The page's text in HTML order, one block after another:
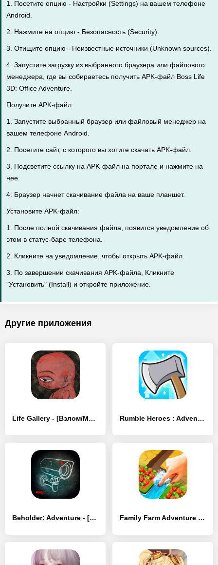
1. Посетите опцию - Настройки (Settings) на вашем телефоне
Android.
2. Нажмите на опцию - Безопасность (Security).
3. Отищите опцию - Неизвестные источники (Unknown sources).
4. Запустите загрузку из выбранного браузера или файлового
менеджера, где вы собираетесь получить APK-файл Boss Life
3D: Office Adventure.
Получите APK-файл:
1. Запустите выбранный браузер или файловый менеджер на
вашем телефоне Android.
2. Посетите сайт, с которого вы хотите скачать APK-файл.
3. Подсветите ссылку на APK-файл на портале и нажмите на
нее.
4. Браузер начнет скачивание файла на ваше планшет.
Установите APK-файл:
1. После полной скачивания файла, появится уведомление об
этом в статус-баре телефона.
2. Кликните на уведомление, чтобы открыть APK-файл.
3. По завершении скачивания APK-файла, Кликните
"Установить" (Install) и откройте приложение.
Другие приложения
Life Gallery - [Взлом/МОД Бесконечные деньги] Rumble Heroes : Adventure RPG - [Взлом/МОД Бесконечные деньги]
Beholder: Adventure - [Взлом/МОД Unlocked] Family Farm Adventure - [Взлом/МОД Бесконечные деньги]